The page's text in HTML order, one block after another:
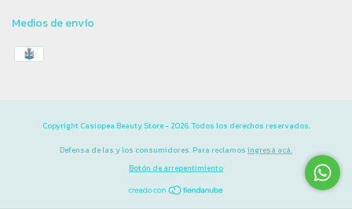
Medios de envío
Copyright Casiopea Beauty Store - 2026. Todos los derechos reservados.
Defensa de las y los consumidores. Para reclamos ingresá acá.
Botón de arrepentimiento